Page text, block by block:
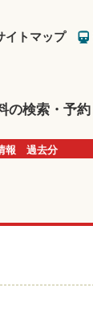
イトマップ
の検索・予約
報 過去分